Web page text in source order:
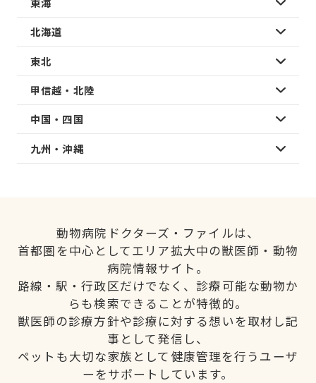
北海道
東北
甲信越・北陸
中国・四国
九州・沖縄
動物病院ドクターズ・ファイルは、
首都圏を中心としてエリア拡大中の獣医師・動物
病院情報サイト。
路線・駅・行政区だけでなく、診療可能な動物か
らも検索できることが特徴的。
獣医師の診療方針や診療に対する想いを取材し記
事として発信し、
ペットも大切な家族として健康管理を行うユーザ
ーをサポートしています。